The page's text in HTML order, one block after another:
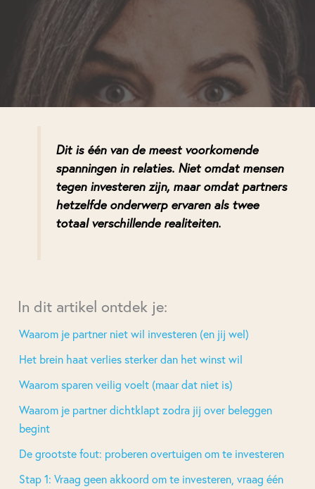
Dit is één van de meest voorkomende
spanningen in relaties. Niet omdat mensen
tegen investeren zijn, maar omdat partners
hetzelfde onderwerp ervaren als twee
totaal verschillende realiteiten.
In dit artikel ontdek je:
Waarom je partner niet wil investeren (en jij wel)
Het brein haat verlies sterker dan het winst wil
Waarom sparen veilig voelt (maar dat niet is)
Waarom je partner dichtklapt zodra jij over beleggen
begint
De grootste fout: proberen overtuigen om te investeren
Stap 1: Vraag geen akkoord om te investeren, vraag één